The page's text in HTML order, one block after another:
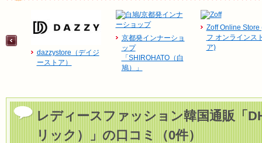
dazzystore（デイジ
ーストア）
京都発インナーショ
ップ
「SHIROHATO（白
鳩）」
Zoff Online Store
フ オンラインス
ア)
レディースファッション韓国通販「
リック）」の口コミ（0件）